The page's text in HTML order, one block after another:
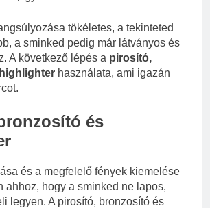
tökéletes, a tekinteted
a sminked pedig már látványos és
A következő lépés a pirosító,
használata, ami igazán
és
és a megfelelő fények kiemelése
ahhoz, hogy a sminked ne lapos,
legyen. A pirosító, bronzosító és